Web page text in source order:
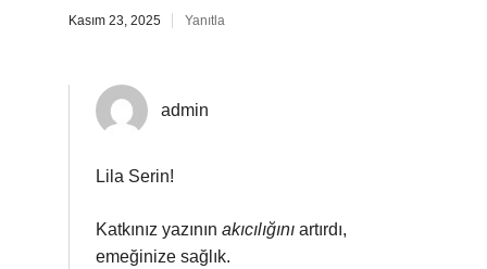
Kasım 23, 2025 Yanıtla
admin
Lila Serin!
Katkınız yazının akıcılığını artırdı,
emeğinize sağlık.